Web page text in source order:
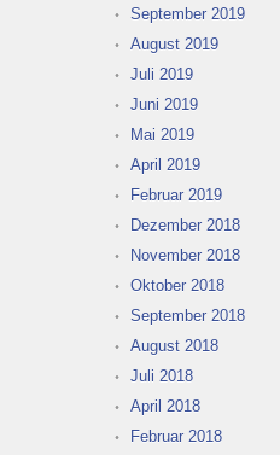
September 2019
August 2019
Juli 2019
Juni 2019
Mai 2019
April 2019
Februar 2019
Dezember 2018
November 2018
Oktober 2018
September 2018
August 2018
Juli 2018
April 2018
Februar 2018